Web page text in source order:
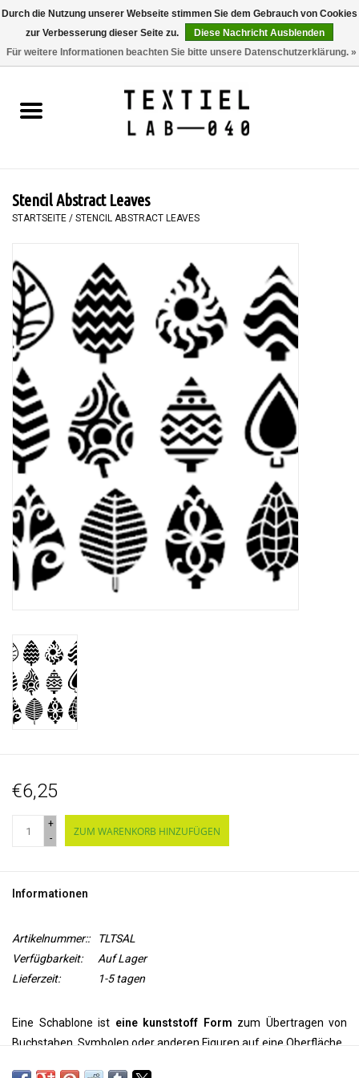
0 Artikel - €0,00
BÜCHER
MALEN
TEXTIL
WORKSHOPS
SPECIALS
WERKZEUGE
Stencil Abstract Leaves
STARTSEITE / STENCIL ABSTRACT LEAVES
€6,25
+
-
ZUM WARENKORB HINZUFÜGEN
Informationen
Artikelnummer::
TLTSAL
Verfügbarkeit:
Auf Lager
Lieferzeit:
1-5 tagen
Eine Schablone ist eine kunststoff Form zum Übertragen von
Buchstaben, Symbolen oder anderen Figuren auf eine Oberfläche.
Durch die Nutzung unserer Webseite stimmen Sie dem Gebrauch von Cookies
zur Verbesserung dieser Seite zu.
Diese Nachricht Ausblenden
Für weitere Informationen beachten Sie bitte unsere Datenschutzerklärung. »